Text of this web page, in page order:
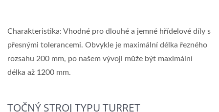
Charakteristika: Vhodné pro dlouhé a jemné hřídelové díly s
přesnými tolerancemi. Obvykle je maximální délka řezného
rozsahu 200 mm, po našem vývoji může být maximální
délka až 1200 mm.
TOČNÝ STROJ TYPU TURRET